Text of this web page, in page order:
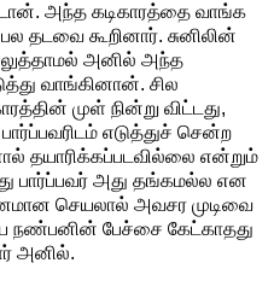
அந்த கடிகாரத்தை வாங்க
தடவை கூறினார். சுனிலின்
அனில் அந்த
வாங்கினான். சில
முள் நின்று விட்டது,
எடுத்துச் சென்ற
தயாரிக்கப்படவில்லை என்றும்
பார்ப்பவர் அது தங்கமல்ல என
செயலால் அவசர முடிவை
நண்பனின் பேச்சை கேட்காதது
அனில்.